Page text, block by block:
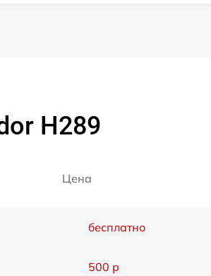
H289
Цена
бесплатно
500 р